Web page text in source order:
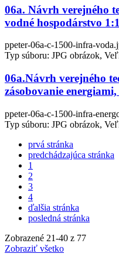
06a. Návrh verejného
vodné hospodárstvo
ppeter-06a-c-1500-infra-
Typ súboru: JPG obrázok,
06a.Návrh verejného
zásobovanie
ppeter-06a-c-1500-infra-
Typ súboru: JPG obrázok,
prvá stránka
predchádzajúca stránka
1
2
3
4
ďalšia stránka
posledná stránka
Zobrazené 21-40 z 77
Zobraziť všetko